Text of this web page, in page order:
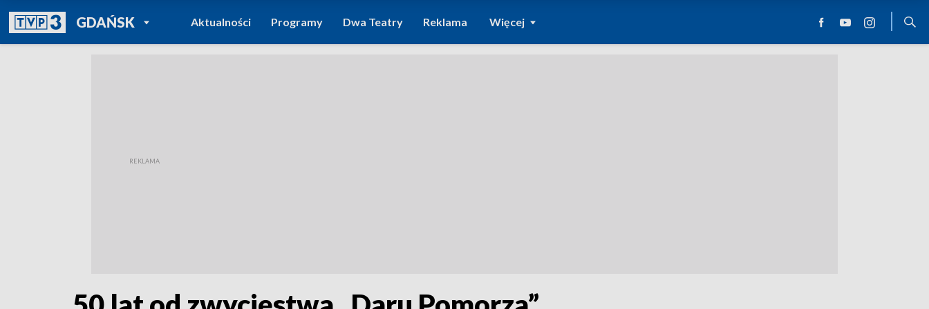
GDAŃSKPOWRÓT DO
TVP REGIONY
Aktualności Programy Dwa Teatry Reklama Więcej